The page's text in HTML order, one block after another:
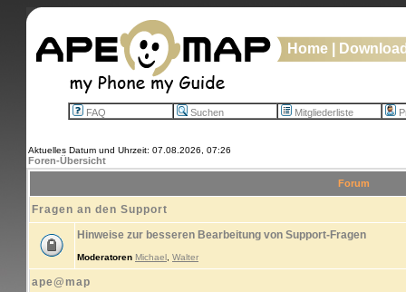
Home
FAQ Suchen Mitgliederliste
Aktuelles Datum und Uhrzeit: 07.08.2026, 07:26
Foren-Übersicht
Forum
Fragen an den Support
Hinweise zur besseren Bearbeitung von Support-Fragen
Moderatoren Michael Walter
ape@map